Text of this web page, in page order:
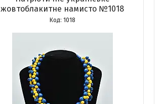
жовтоблакитне намисто №1018
1018